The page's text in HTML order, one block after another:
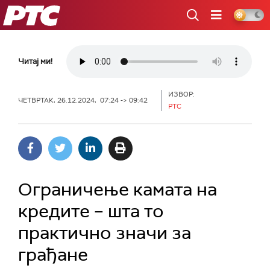
РТС
Читај ми!
ЧЕТВРТАК, 26.12.2024, 07:24 -> 09:42
ИЗВОР:
РТС
Ограничење камата на
кредите – шта то
практично значи за
грађане